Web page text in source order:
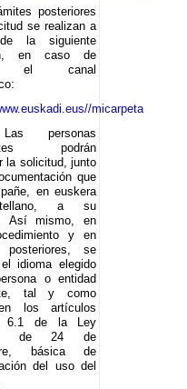
posteriores
se realizan a
la siguiente
en caso de
el canal
micarpeta
personas
podrán
la solicitud, junto
que
en euskera
a su
Así mismo, en
y en
posteriores, se
idioma elegido
o entidad
tal y como
los artículos
6.1 de la Ley
de 24 de
básica de
del uso del